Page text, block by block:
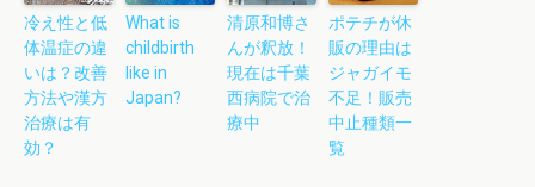
冷え性と低
体温症の違
いは？改善
方法や漢方
治療は有
効？
What is
childbirth
like in
Japan?
清原和博さ
んが釈放！
現在は千葉
西病院で治
療中
ポテチが休
販の理由は
ジャガイモ
不足！販売
中止種類一
覧